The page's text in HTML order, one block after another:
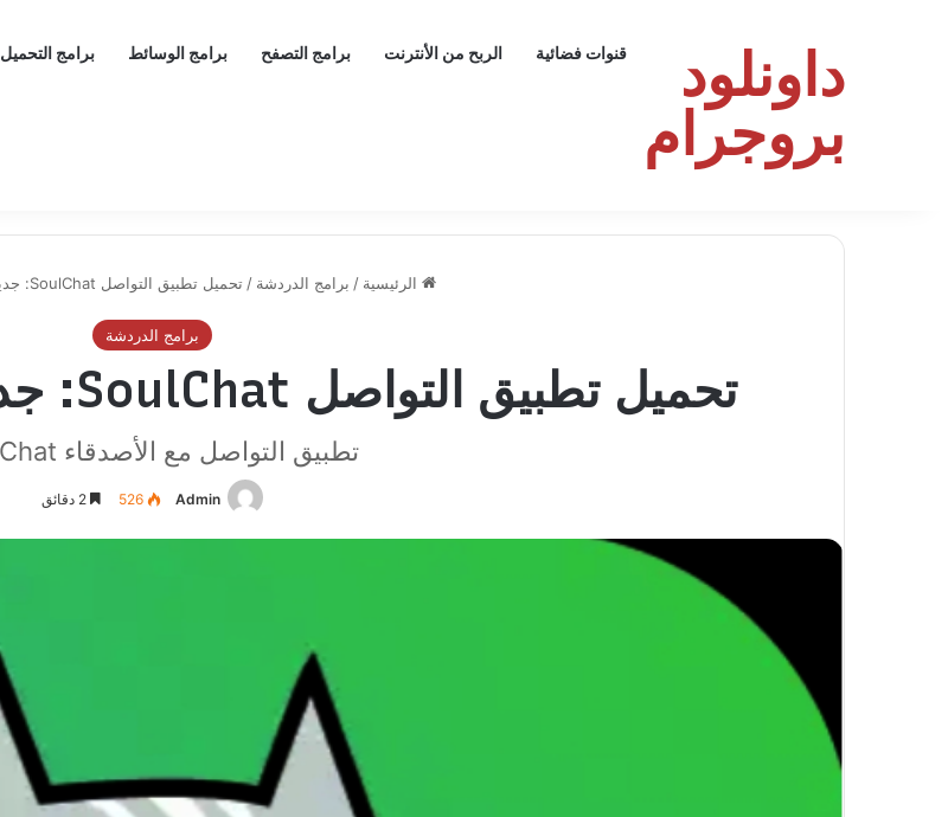
داونلود
بروجرام
قنوات فضائية الربح من الأنترنت برامج التصفح برامج الوسائط برامج التحميل
الرئيسية / برامج الدردشة / تحميل تطبيق التواصل SoulChat: جديد وممتع مع الأصدقاء
برامج الدردشة
تحميل تطبيق التواصل SoulChat: جديد وممتع مع الأصدقاء
تطبيق التواصل مع الأصدقاء SoulChat
Admin
526 2 دقائق